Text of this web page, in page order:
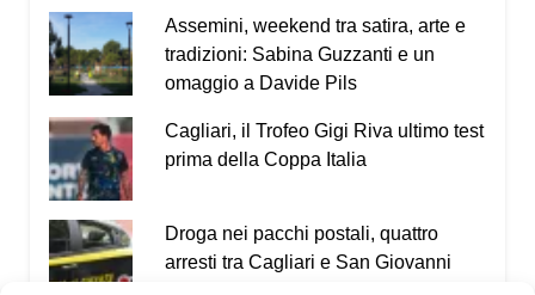
Assemini, weekend tra satira, arte e
tradizioni: Sabina Guzzanti e un
omaggio a Davide Pils
Cagliari, il Trofeo Gigi Riva ultimo test
prima della Coppa Italia
Droga nei pacchi postali, quattro
arresti tra Cagliari e San Giovanni